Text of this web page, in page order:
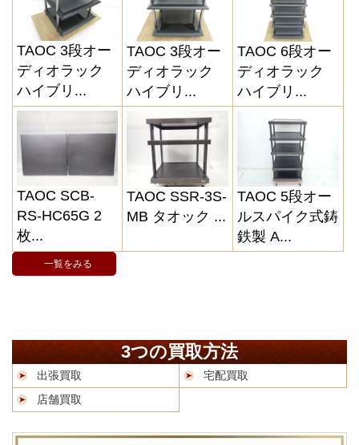
TAOC 3段オー
ディオラック
ハイブリ...
TAOC 3段オー
ディオラック
ハイブリ...
TAOC 6段オー
ディオラック
ハイブリ...
TAOC SCB-
RS-HC65G 2
枚...
TAOC SSR-3S-
MB タオック ...
TAOC 5段オー
ルスパイク式鋳
鉄製 A...
一覧をみる
3つの買取方法
出張買取
宅配買取
店舗買取